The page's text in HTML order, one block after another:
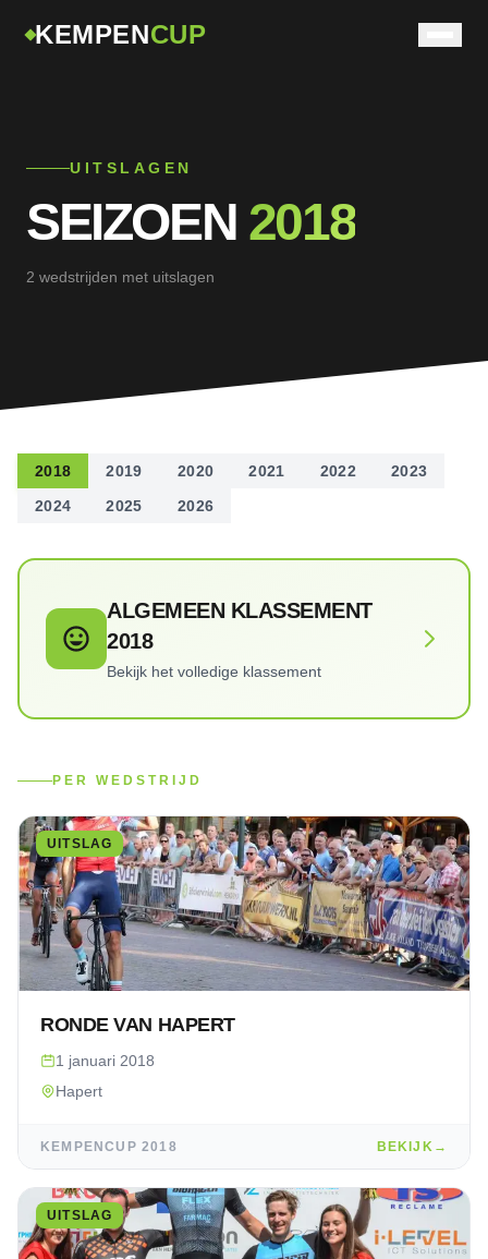
KEMPENCUP
UITSLAGEN
SEIZOEN 2018
2 wedstrijden met uitslagen
2018 2019 2020 2021 2022
2023
2024
2025 2026
ALGEMEEN KLASSEMENT
2018
Bekijk het volledige klassement
PER WEDSTRIJD
UITSLAG
RONDE VAN HAPERT
1 januari 2018
Hapert
KEMPENCUP 2018 BEKIJK →
UITSLAG